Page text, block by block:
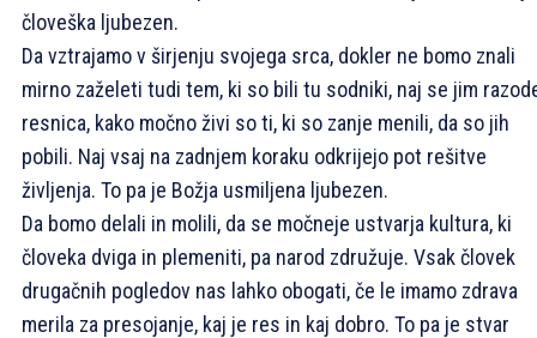
človeška ljubezen.
Da vztrajamo v širjenju svojega srca, dokler ne bomo znali
mirno zaželeti tudi tem, ki so bili tu sodniki, naj se jim
resnica, kako močno živi so ti, ki so zanje menili, da so jih
pobili. Naj vsaj na zadnjem koraku odkrijejo pot rešitve
življenja. To pa je Božja usmiljena ljubezen.
Da bomo delali in molili, da se močneje ustvarja kultura, ki
človeka dviga in plemeniti, pa narod združuje. Vsak človek
drugačnih pogledov nas lahko obogati, če le imamo zdrava
merila za presojanje, kaj je res in kaj dobro. To pa je stvar